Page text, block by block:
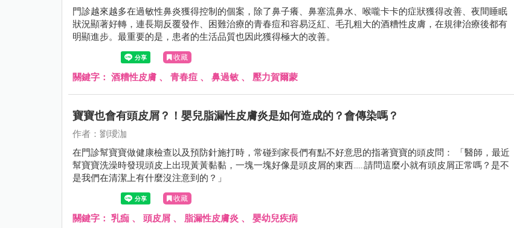
門診越來越多在過敏性鼻炎獲得控制的個案，除了鼻子癢、鼻塞流鼻水、喉嚨卡卡的症狀獲得改善、夜間睡眠
狀況顯著好轉，連長期反覆發作、困難治療的青春痘和容易泛紅、毛孔粗大的酒糟性皮膚，在規律治療後都有
明顯進步。最重要的是，患者的生活品質也因此獲得極大的改善。
收藏
關鍵字： 酒糟性皮膚 、 青春痘 、 鼻過敏 、 壓力賀爾蒙
寶寶也會有頭皮屑？！嬰兒脂漏性皮膚炎是如何造成的？會傳染嗎？
作者：劉璦泇
在門診幫寶寶做健康檢查以及預防針施打時，常碰到家長們有點不好意思的指著寶寶的頭皮問： 「醫師，最近
幫寶寶洗澡時發現頭皮上出現黃黃黏黏，一塊一塊好像是頭皮屑的東西......請問這麼小就有頭皮屑正常嗎？是不
是我們在清潔上有什麼沒注意到的？」
收藏
關鍵字： 乳痂 、 頭皮屑 、 脂漏性皮膚炎 、 嬰幼兒疾病